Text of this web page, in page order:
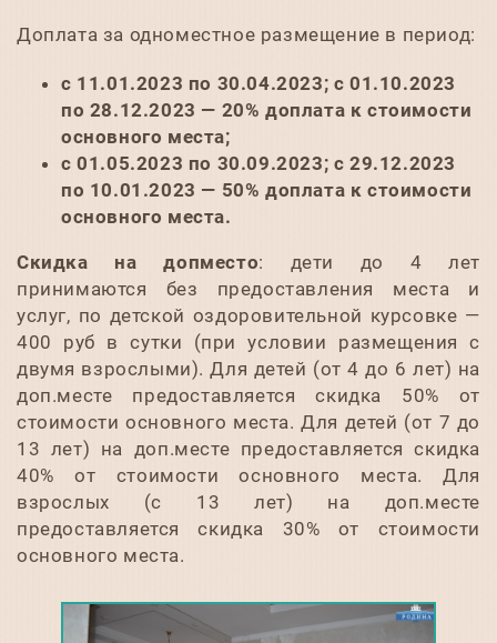
Доплата за одноместное размещение в период:
с 11.01.2023 по 30.04.2023; с 01.10.2023
по 28.12.2023 — 20% доплата к стоимости
основного места;
с 01.05.2023 по 30.09.2023; с 29.12.2023
по 10.01.2023 — 50% доплата к стоимости
основного места.
Скидка на допместо: дети до 4 лет
принимаются без предоставления места и
услуг, по детской оздоровительной курсовке —
400 руб в сутки (при условии размещения с
двумя взрослыми). Для детей (от 4 до 6 лет) на
доп.месте предоставляется скидка 50% от
стоимости основного места. Для детей (от 7 до
13 лет) на доп.месте предоставляется скидка
40% от стоимости основного места. Для
взрослых (с 13 лет) на доп.месте
предоставляется скидка 30% от стоимости
основного места.